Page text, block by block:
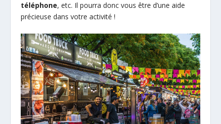
téléphone, etc. Il pourra donc vous être d’une aide
précieuse dans votre activité !